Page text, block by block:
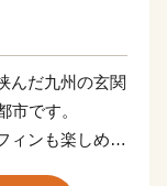
んだ九州の玄関
市です。
ィンも楽しめる